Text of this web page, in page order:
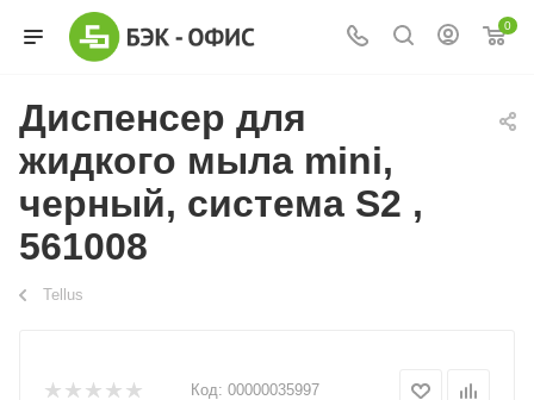
0
Диспенсер для
жидкого мыла mini,
черный, система S2 ,
561008
Tellus
Код: 00000035997